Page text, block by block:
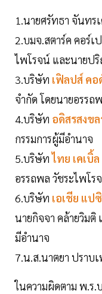
1.นายศรัทธา จันทร
2.บมจ.สตาร์ค คอร์เ
ไพโรจน์ และนายป
3.บริษัท เฟิลปส์ คอ
จำกัด โดยนายอรรถ
4.บริษัท อดิสรสงขล
กรรมการผู้มีอำนาจ
5.บริษัทไทย เคเบิ้
อรรถพล วัชระไพโร
6.บริษัท เอเชีย แป
นายกิจจา คล้ายวิมติ
มีอำนาจ
7.น.ส.นาตยา ปราบ
ในความผิดตาม พ.ร